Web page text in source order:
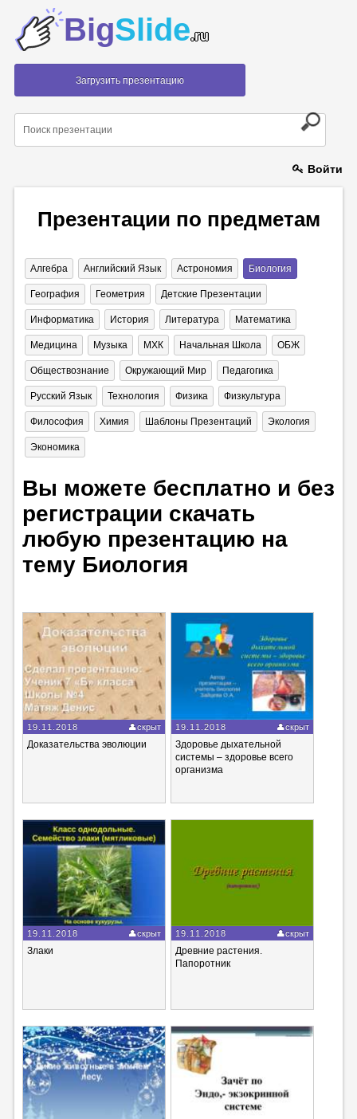
BigSlide.ru
Загрузить презентацию
Войти
Презентации по предметам
Алгебра Английский Язык Астрономия Биология
География Геометрия Детские Презентации
Информатика История Литература Математика
Медицина Музыка МХК Начальная Школа ОБЖ
Обществознание Окружающий Мир Педагогика
Русский Язык Технология Физика Физкультура
Философия Химия Шаблоны Презентаций Экология
Экономика
Вы можете бесплатно и без
регистрации скачать
любую презентацию на
тему Биология
19.11.2018 скрыт
Доказательства эволюции
19.11.2018 скрыт
Здоровье дыхательной
системы – здоровье всего
организма
19.11.2018 скрыт
Злаки
19.11.2018 скрыт
Древние растения.
Папоротник